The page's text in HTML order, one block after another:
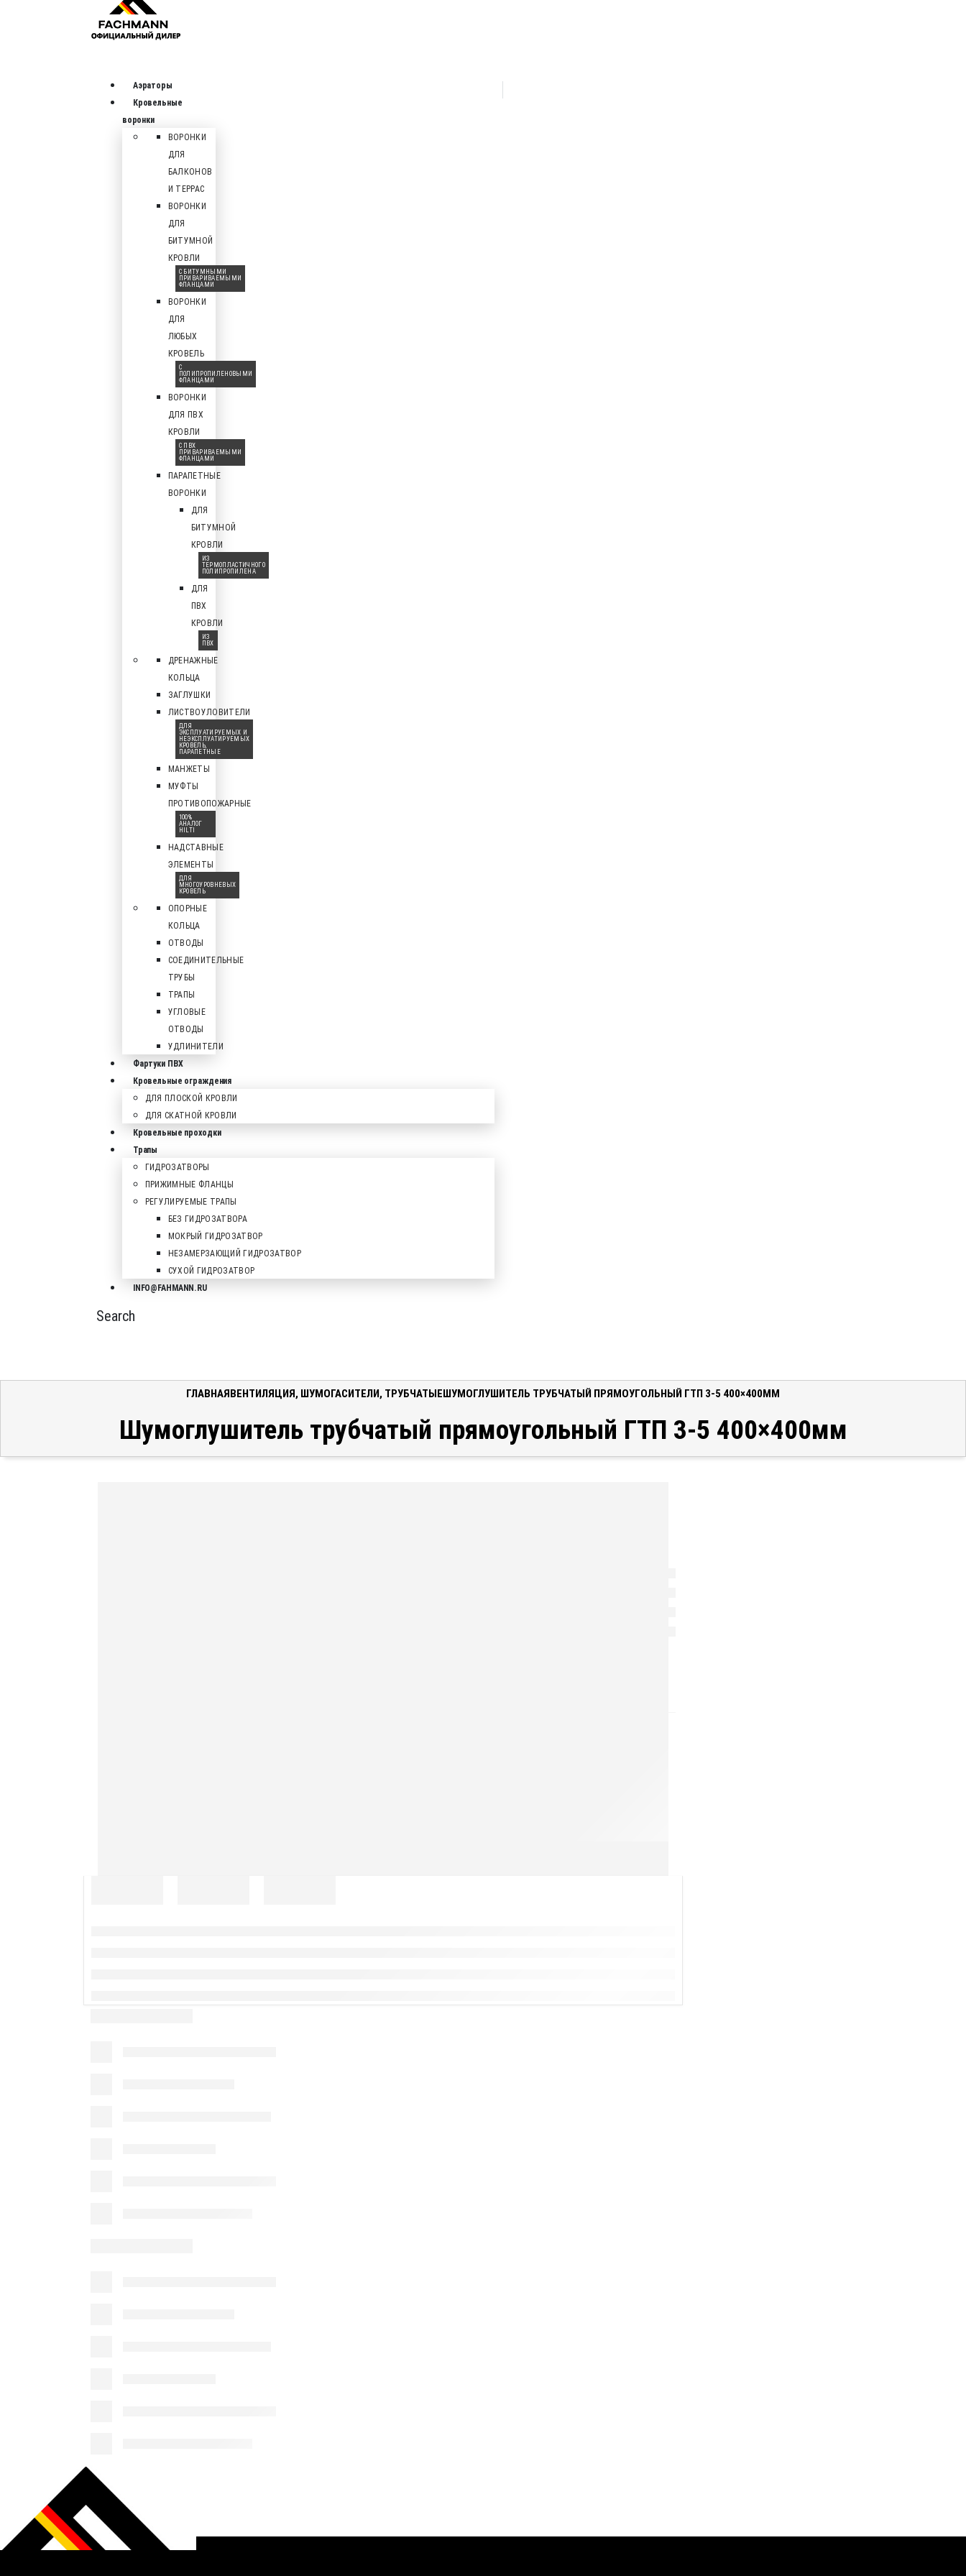
Аэраторы
Кровельные
воронки
ВОРОНКИ
ДЛЯ
БАЛКОНОВ
И ТЕРРАС
ВОРОНКИ
ДЛЯ
БИТУМНОЙ
КРОВЛИ
С БИТУМНЫМИ
ПРИВАРИВАЕМЫМИ
ФЛАНЦАМИ
ВОРОНКИ
ДЛЯ
ЛЮБЫХ
КРОВЕЛЬ
С
ПОЛИПРОПИЛЕНОВЫМИ
ФЛАНЦАМИ
ВОРОНКИ
ДЛЯ ПВХ
КРОВЛИ
С ПВХ
ПРИВАРИВАЕМЫМИ
ФЛАНЦАМИ
ПАРАПЕТНЫЕ
ВОРОНКИ
ДЛЯ
БИТУМНОЙ
КРОВЛИ
ИЗ
ТЕРМОПЛАСТИЧНОГО
ПОЛИПРОПИЛЕНА
ДЛЯ
ПВХ
КРОВЛИ
ИЗ
ПВХ
ДРЕНАЖНЫЕ
КОЛЬЦА
ЗАГЛУШКИ
ЛИСТВОУЛОВИТЕЛИ
ДЛЯ
ЭКСПЛУАТИРУЕМЫХ И
НЕЭКСПЛУАТИРУЕМЫХ
КРОВЕЛЬ,
ПАРАПЕТНЫЕ
МАНЖЕТЫ
МУФТЫ
ПРОТИВОПОЖАРНЫЕ
100%
АНАЛОГ
HILTI
НАДСТАВНЫЕ
ЭЛЕМЕНТЫ
ДЛЯ
МНОГОУРОВНЕВЫХ
КРОВЕЛЬ
ОПОРНЫЕ
КОЛЬЦА
ОТВОДЫ
СОЕДИНИТЕЛЬНЫЕ
ТРУБЫ
ТРАПЫ
УГЛОВЫЕ
ОТВОДЫ
УДЛИНИТЕЛИ
Фартуки ПВХ
Кровельные ограждения
ДЛЯ ПЛОСКОЙ КРОВЛИ
ДЛЯ СКАТНОЙ КРОВЛИ
Кровельные проходки
Трапы
ГИДРОЗАТВОРЫ
ПРИЖИМНЫЕ ФЛАНЦЫ
РЕГУЛИРУЕМЫЕ ТРАПЫ
БЕЗ ГИДРОЗАТВОРА
МОКРЫЙ ГИДРОЗАТВОР
НЕЗАМЕРЗАЮЩИЙ ГИДРОЗАТВОР
СУХОЙ ГИДРОЗАТВОР
INFO@FAHMANN.RU
Search
ГЛАВНАЯВЕНТИЛЯЦИЯ, ШУМОГАСИТЕЛИ, ТРУБЧАТЫЕШУМОГЛУШИТЕЛЬ ТРУБЧАТЫЙ ПРЯМОУГОЛЬНЫЙ ГТП 3-5 400×400ММ
Шумоглушитель трубчатый прямоугольный ГТП 3-5 400×400мм